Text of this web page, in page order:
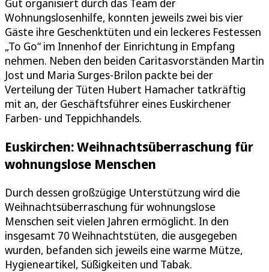
Wohnungslosenhilfe, konnten jeweils zwei bis vier
Gäste ihre Geschenktüten und ein leckeres Festessen
„To Go“ im Innenhof der Einrichtung in Empfang
nehmen. Neben den beiden Caritasvorständen Martin
Jost und Maria Surges-Brilon packte bei der
Verteilung der Tüten Hubert Hamacher tatkräftig
mit an, der Geschäftsführer eines Euskirchener
Farben- und Teppichhandels.
Euskirchen: Weihnachtsüberraschung für
wohnungslose Menschen
Durch dessen großzügige Unterstützung wird die
Weihnachtsüberraschung für wohnungslose
Menschen seit vielen Jahren ermöglicht. In den
insgesamt 70 Weihnachtstüten, die ausgegeben
wurden, befanden sich jeweils eine warme Mütze,
Hygieneartikel, Süßigkeiten und Tabak.